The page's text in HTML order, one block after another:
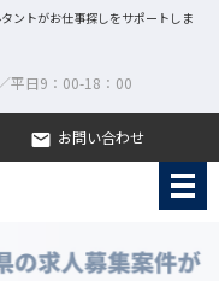
ントがお仕事探しをサポートしま
平日9：00-18：00
email お問い合わせ